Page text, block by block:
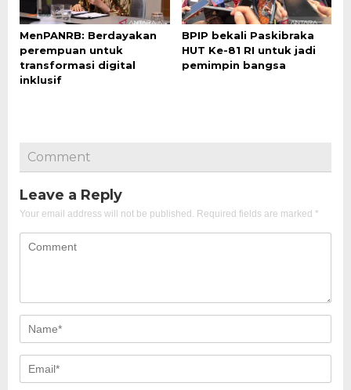
MenPANRB: Berdayakan
perempuan untuk
transformasi digital
inklusif
BPIP bekali Paskibraka
HUT Ke-81 RI untuk jadi
pemimpin bangsa
Comment
Leave a Reply
Your email address will not be published. Required fields are marked *